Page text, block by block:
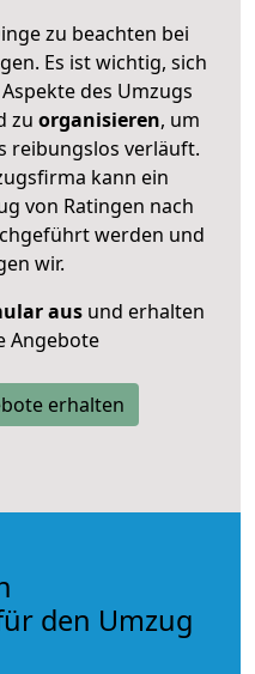
zu beachten bei
Es ist wichtig, sich
des Umzugs
zu organisieren, um
reibungslos verläuft.
kann ein
von Ratingen nach
werden und
wir.
ausund erhalten
Angebote
erhalten
den Umzug